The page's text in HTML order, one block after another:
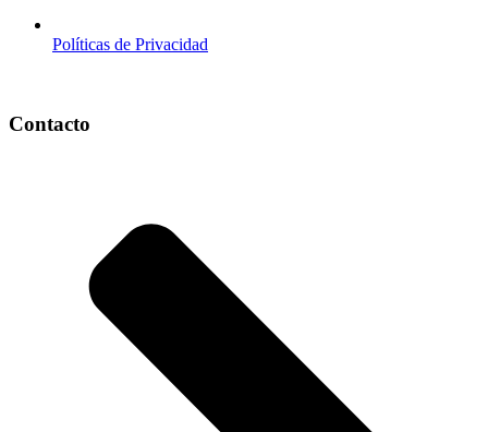
Políticas de Privacidad
Contacto